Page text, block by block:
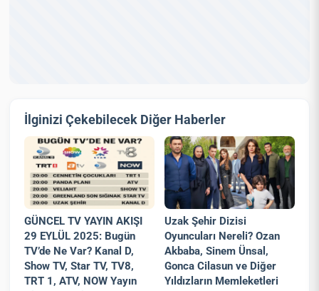
İlginizi Çekebilecek Diğer Haberler
GÜNCEL TV YAYIN AKIŞI
29 EYLÜL 2025: Bugün
TV’de Ne Var? Kanal D,
Show TV, Star TV, TV8,
TRT 1, ATV, NOW Yayın
Uzak Şehir Dizisi
Oyuncuları Nereli? Ozan
Akbaba, Sinem Ünsal,
Gonca Cilasun ve Diğer
Yıldızların Memleketleri